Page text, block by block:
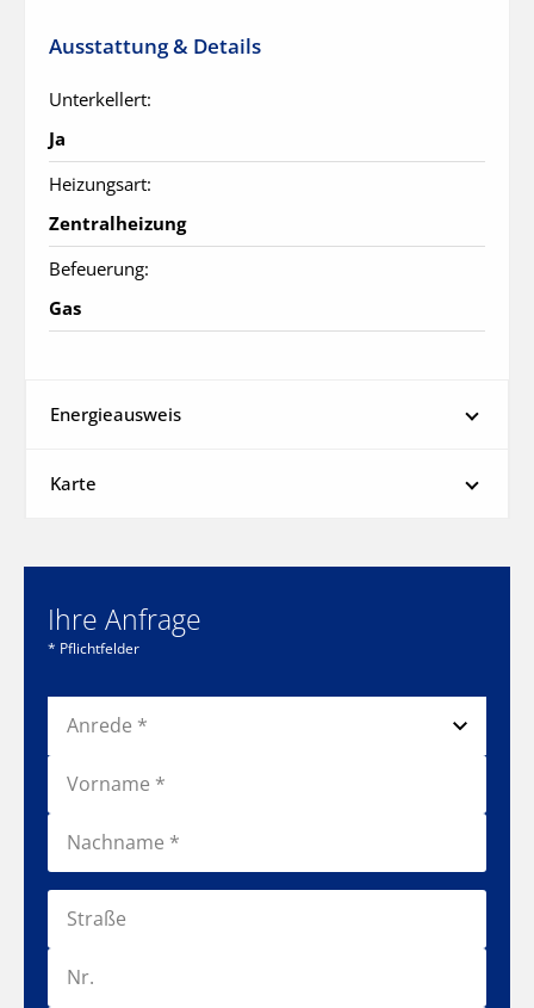
Ausstattung & Details
Unterkellert:
Ja
Heizungsart:
Zentralheizung
Befeuerung:
Gas
Energieausweis
Karte
Ihre Anfrage
* Pflichtfelder